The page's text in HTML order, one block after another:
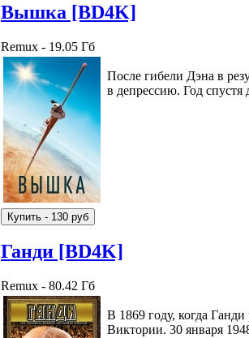
Вышка [BD4K]
Remux - 19.05 Гб
После гибели Дэна в
в депрессию. Год спустя
Ганди [BD4K]
Remux - 80.42 Гб
В 1869 году, когда
Виктории. 30 января